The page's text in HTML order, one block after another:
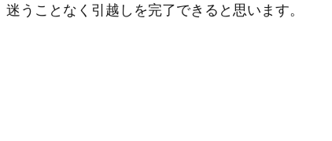
うことなく引越しを完了できると思います。